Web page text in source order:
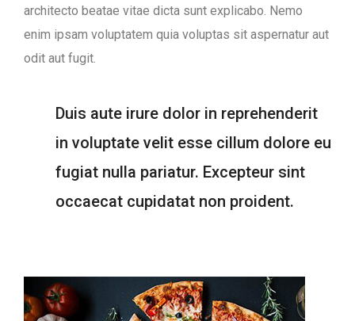
architecto beatae vitae dicta sunt explicabo. Nemo
enim ipsam voluptatem quia voluptas sit aspernatur aut
odit aut fugit.
Duis aute irure dolor in reprehenderit
in voluptate velit esse cillum dolore eu
fugiat nulla pariatur. Excepteur sint
occaecat cupidatat non proident.